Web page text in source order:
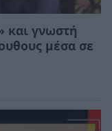
και γνωστή
μέσα σε